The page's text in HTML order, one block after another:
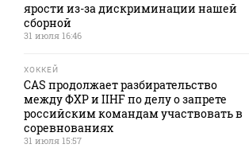
ярости из-за дискриминации нашей
сборной
31 июля 16:46
ХОККЕЙ
CAS продолжает разбирательство
между ФХР и IIHF по делу о запрете
российским командам участвовать в
соревнованиях
31 июля 15:57